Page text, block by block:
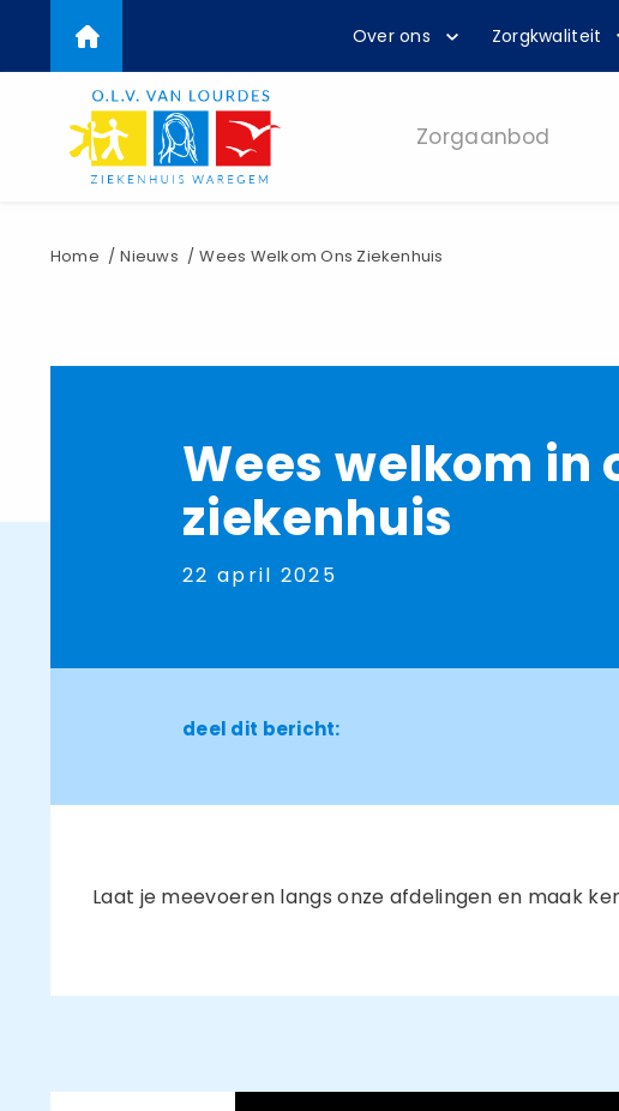
naar
Top
menu
Over ons Zorgkwaliteit
Zorgaanbod
Kruimelpad
Home Nieuws Wees Welkom Ons Ziekenhuis
Wees welkom in
ziekenhuis
22 april 2025
deel dit bericht:
Laat je meevoeren langs onze afdelingen en maak